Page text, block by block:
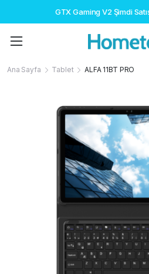
GTX Gaming V2 Şimdi
Ana Sayfa Tablet ALFA 11BT PRO